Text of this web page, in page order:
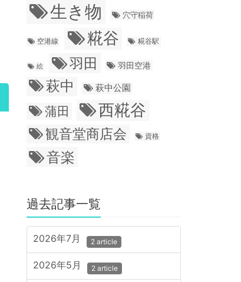
生き物 穴守稲荷
空港線 糀谷 糀谷駅
絵 羽田 羽田空港
萩中 萩中公園
蒲田 西糀谷
観音堂商店会 資格
音楽
過去記事一覧
2026年7月 2 article
2026年5月 2 article